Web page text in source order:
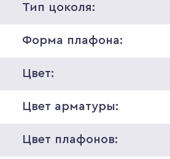
Тип цоколя:
Форма плафона:
Цвет:
Цвет арматуры:
Цвет плафонов: